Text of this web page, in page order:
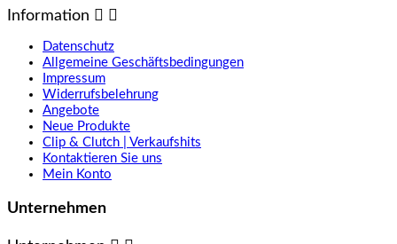
Information  
Datenschutz
Allgemeine Geschäftsbedingungen
Impressum
Widerrufsbelehrung
Angebote
Neue Produkte
Clip & Clutch | Verkaufshits
Kontaktieren Sie uns
Mein Konto
Unternehmen